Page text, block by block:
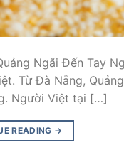
Ngãi Đến Tay
Từ Đà Nẵng,
Người Việt tại […]
READING →